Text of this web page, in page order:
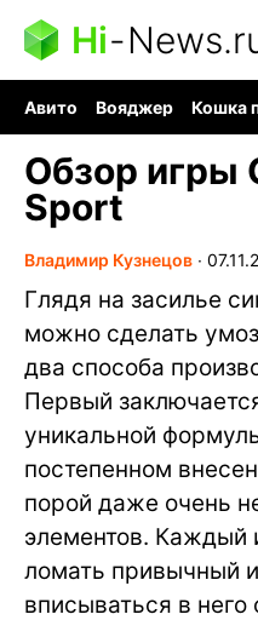
Hi-
Авито Вояджер Кошка
Обзор игры
Sport
Владимир Кузнецов ∙
Глядя на засилье
можно сделать
два способа
Первый
уникальной
постепенном
порой даже очень
элементов. Каждый
ломать привычный
вписываться в него